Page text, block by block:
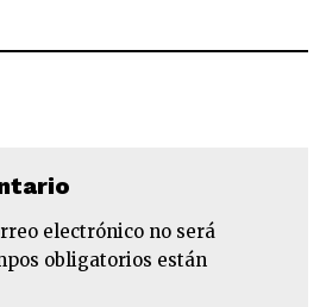
electrónico no será
obligatorios están